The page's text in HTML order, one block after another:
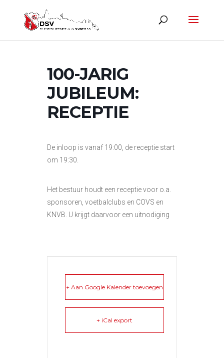
100-JARIG
JUBILEUM:
RECEPTIE
De inloop is vanaf 19:00, de receptie start
om 19:30.
Het bestuur houdt een receptie voor o.a.
sponsoren, voetbalclubs en COVS en
KNVB. U krijgt daarvoor een uitnodiging
+ Aan Google Kalender toevoegen
+ iCal export